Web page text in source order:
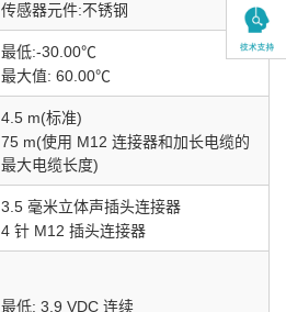
传感器元件:不锈钢
最低:-30.00℃
最大值: 60.00℃
4.5 m(标准)
75 m(使用 M12 连接器和加长电缆的
最大电缆长度)
3.5 毫米立体声插头连接器
4 针 M12 插头连接器
最低: 3.9 VDC 连续